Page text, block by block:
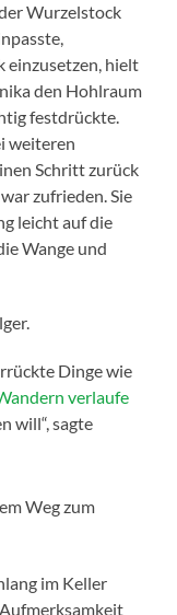
Wurzelstock
einzusetzen, hielt
den Hohlraum
festdrückte.
weiteren
Schritt zurück
zufrieden. Sie
leicht auf die
Wange und
Dinge wie
verlaufe
will“, sagte
im Keller